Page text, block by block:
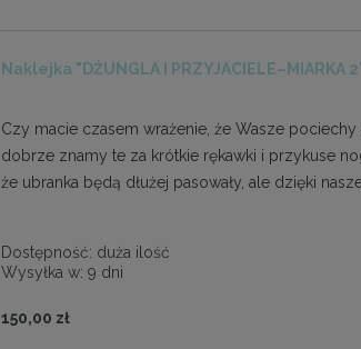
Naklejka "DŻUNGLA I PRZYJACIELE–MIARKA
Czy macie czasem wrażenie, że Wasze
dobrze znamy te za krótkie rękawki i przykuse
że ubranka będą dłużej pasowały, ale dzięki
Dostępność: duża ilość
Wysyłka w: 9 dni
150,00 zł